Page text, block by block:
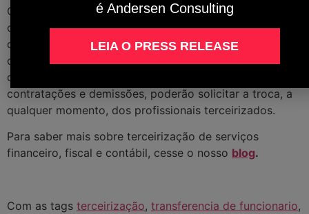
O empresário que optar pela terceirização poderá
contar com os melhores resultados para o
departamento, pois terão profissionais muito bem
capacitados e, ainda, possibilidades de aumento e
diminuição das equipes sem a burocracia de
contratações e demissões, poderão solicitar a troca, a
qualquer momento, dos profissionais terceirizados.
Para saber mais sobre terceirização de serviços
financeiro, fiscal e contábil, cesse o nosso blog.
Com as tags terceirização, transferencia de funcionario,
é Andersen Consulting
LEIA O PRESS RELEASE